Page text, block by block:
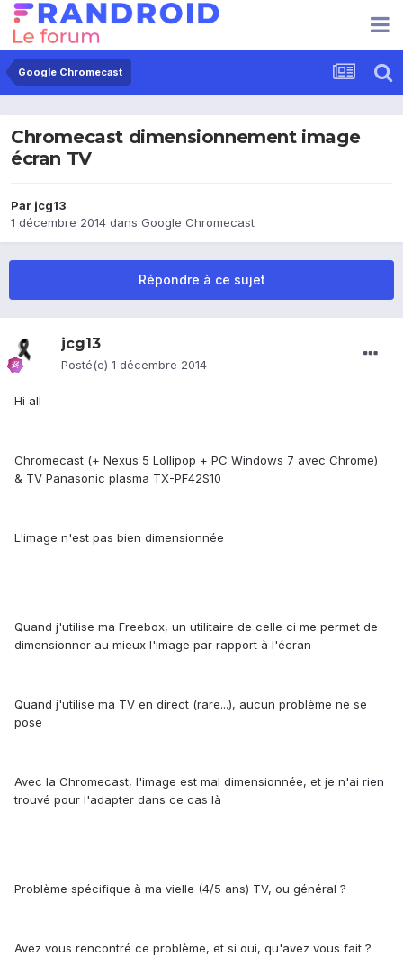
Google Chromecast
Chromecast dimensionnement image
écran TV
Par jcg13
1 décembre 2014 dans Google Chromecast
Répondre à ce sujet
jcg13
Posté(e) 1 décembre 2014
Hi all
Chromecast (+ Nexus 5 Lollipop + PC Windows 7 avec Chrome)
& TV Panasonic plasma TX-PF42S10
L'image n'est pas bien dimensionnée
Quand j'utilise ma Freebox, un utilitaire de celle ci me permet de
dimensionner au mieux l'image par rapport à l'écran
Quand j'utilise ma TV en direct (rare...), aucun problème ne se
pose
Avec la Chromecast, l'image est mal dimensionnée, et je n'ai rien
trouvé pour l'adapter dans ce cas là
Problème spécifique à ma vielle (4/5 ans) TV, ou général ?
Avez vous rencontré ce problème, et si oui, qu'avez vous fait ?